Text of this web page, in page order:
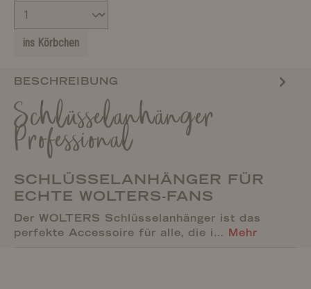
ins Körbchen
BESCHREIBUNG
Schlüsselanhänger
Professional
SCHLÜSSELANHÄNGER FÜR
ECHTE WOLTERS-FANS
Der WOLTERS Schlüsselanhänger ist das
perfekte Accessoire für alle, die i… Mehr